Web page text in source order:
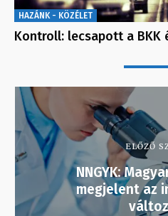
HAZÁNK - KÖZÉLET
Kontroll: lecsapott a BKK
ELŐZŐ
NNGYK:
megjelent az